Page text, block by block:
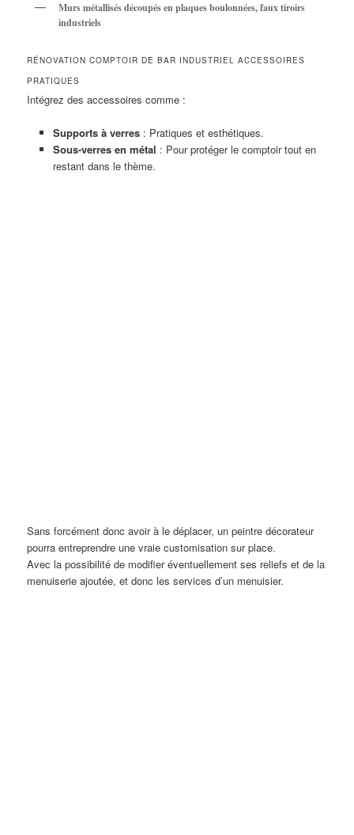
Murs métallisés découpés en plaques boulonnées, faux tiroirs
industriels
RÉNOVATION COMPTOIR DE BAR INDUSTRIEL ACCESSOIRES
PRATIQUES
Intégrez des accessoires comme :
Supports à verres: Pratiques et esthétiques.
Sous-verres en métal : Pour protéger le comptoir tout en
restant dans le thème.
Sans forcément donc avoir à le déplacer, un peintre décorateur
pourra entreprendre une vraie customisation sur place.
Avec la possibilité de modifier éventuellement ses reliefs et de la
menuiserie ajoutée, et donc les services d’un menuisier.